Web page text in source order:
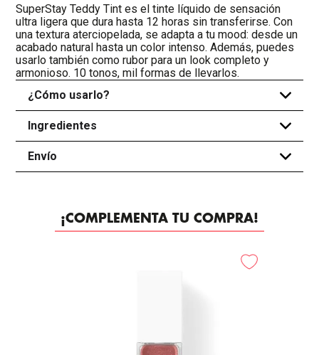
SuperStay Teddy Tint es el tinte líquido de sensación
ultra ligera que dura hasta 12 horas sin transferirse. Con
una textura aterciopelada, se adapta a tu mood: desde un
acabado natural hasta un color intenso. Además, puedes
usarlo también como rubor para un look completo y
armonioso. 10 tonos, mil formas de llevarlos.
¿Cómo usarlo?
+
Ingredientes +
Envío +
¡COMPLEMENTA TU COMPRA!